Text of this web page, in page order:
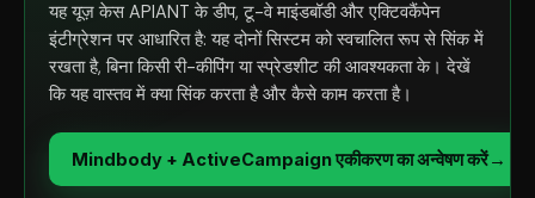
यह यूज़ केस APIANT के डीप, टू-वे माइंडबॉडी और एक्टिवकैंपेन
इंटीग्रेशन पर आधारित है: यह दोनों सिस्टम को स्वचालित रूप से सिंक में
रखता है, बिना किसी री-कीपिंग या स्प्रेडशीट की आवश्यकता के। देखें
कि यह वास्तव में क्या सिंक करता है और कैसे काम करता है।
Mindbody + ActiveCampaign एकीकरण का अन्वेषण करें→